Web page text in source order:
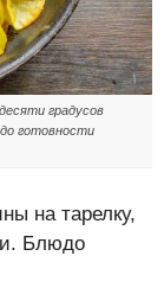
градусов
готовности
на тарелку,
Блюдо